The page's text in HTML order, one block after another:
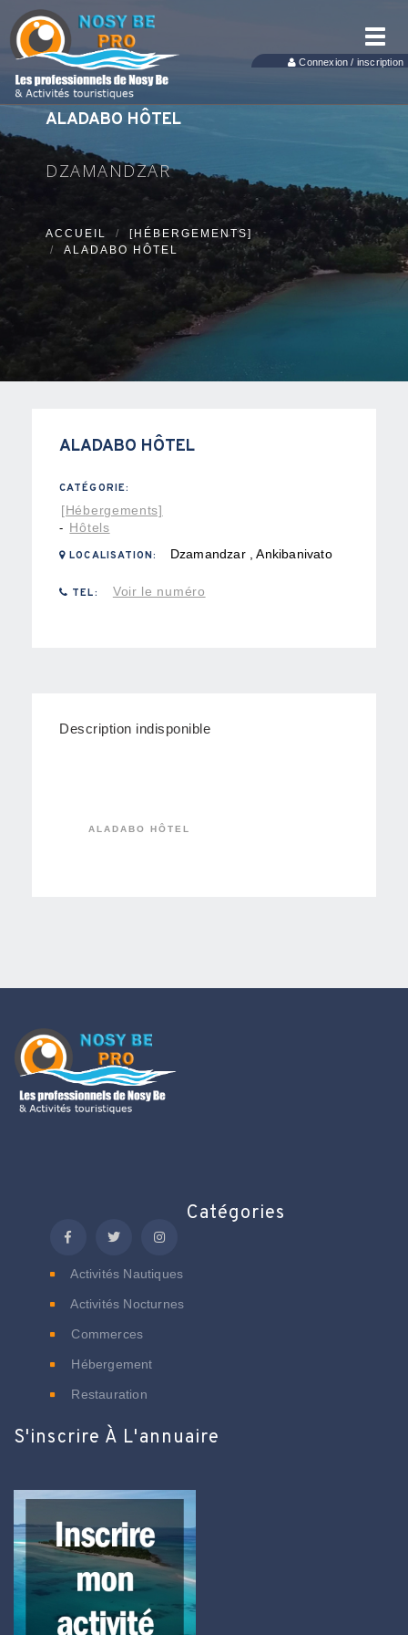
Connexion / inscription
ALADABO HÔTEL
DZAMANDZAR
ACCUEIL
[HÉBERGEMENTS]
ALADABO HÔTEL
ALADABO HÔTEL
CATÉGORIE:
[Hébergements]
- Hôtels
LOCALISATION: Dzamandzar , Ankibanivato
TEL: Voir le numéro
Description indisponible
ALADABO HÔTEL
Catégories
Activités Nautiques
Activités Nocturnes
Commerces
Hébergement
Restauration
S'inscrire À L'annuaire